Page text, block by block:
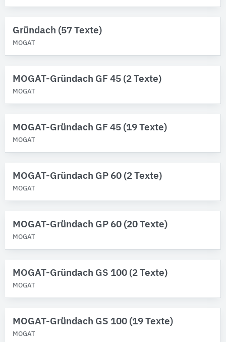
Gründach (57 Texte)
MOGAT
MOGAT-Gründach GF 45 (2 Texte)
MOGAT
MOGAT-Gründach GF 45 (19 Texte)
MOGAT
MOGAT-Gründach GP 60 (2 Texte)
MOGAT
MOGAT-Gründach GP 60 (20 Texte)
MOGAT
MOGAT-Gründach GS 100 (2 Texte)
MOGAT
MOGAT-Gründach GS 100 (19 Texte)
MOGAT